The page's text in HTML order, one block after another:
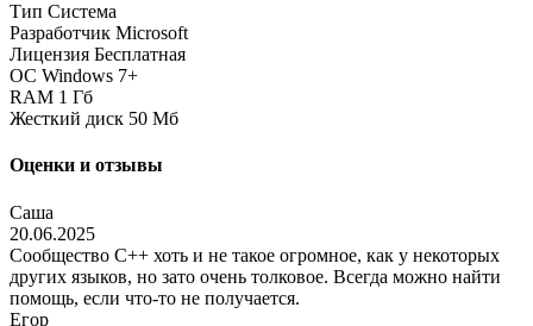
Тип Система
Разработчик Microsoft
Лицензия Бесплатная
ОС Windows 7+
RAM 1 Гб
Жесткий диск 50 Мб
Оценки и отзывы
Саша
20.06.2025
Сообщество C++ хоть и не такое огромное, как у некоторых
других языков, но зато очень толковое. Всегда можно найти
помощь, если что-то не получается.
Егор